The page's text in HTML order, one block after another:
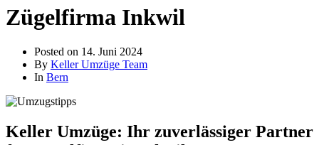
Zügelfirma Inkwil
Posted on 14. Juni 2024
By Keller Umzüge Team
In Bern
Keller Umzüge: Ihr zuverlässiger Partner